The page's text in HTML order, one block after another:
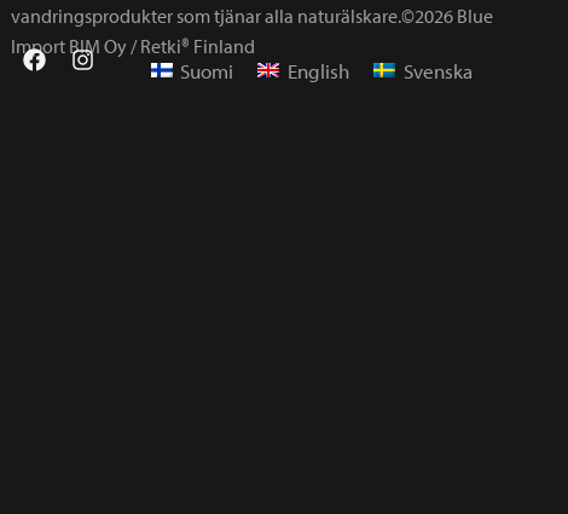
vandringsprodukter som tjänar alla naturälskare.©2026 Blue
Import BIM Oy / Retki® Finland
Suomi English Svenska